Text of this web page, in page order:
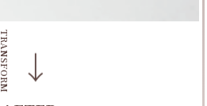
→
TRANSFORM